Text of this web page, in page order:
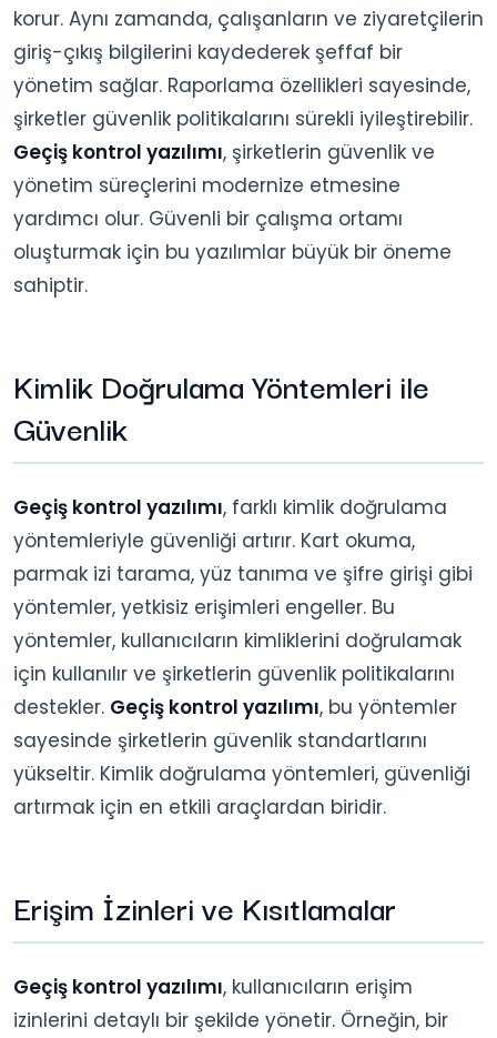
korur. Aynı zamanda, çalışanların ve ziyaretçilerin
giriş-çıkış bilgilerini kaydederek şeffaf bir
yönetim sağlar. Raporlama özellikleri sayesinde,
şirketler güvenlik politikalarını sürekli iyileştirebilir.
Geçiş kontrol yazılımı, şirketlerin güvenlik ve
yönetim süreçlerini modernize etmesine
yardımcı olur. Güvenli bir çalışma ortamı
oluşturmak için bu yazılımlar büyük bir öneme
sahiptir.
Kimlik Doğrulama Yöntemleri ile
Güvenlik
Geçiş kontrol yazılımı, farklı kimlik doğrulama
yöntemleriyle güvenliği artırır. Kart okuma,
parmak izi tarama, yüz tanıma ve şifre girişi gibi
yöntemler, yetkisiz erişimleri engeller. Bu
yöntemler, kullanıcıların kimliklerini doğrulamak
için kullanılır ve şirketlerin güvenlik politikalarını
destekler. Geçiş kontrol yazılımı, bu yöntemler
sayesinde şirketlerin güvenlik standartlarını
yükseltir. Kimlik doğrulama yöntemleri, güvenliği
artırmak için en etkili araçlardan biridir.
Erişim İzinleri ve Kısıtlamalar
Geçiş kontrol yazılımı, kullanıcıların erişim
izinlerini detaylı bir şekilde yönetir. Örneğin, bir